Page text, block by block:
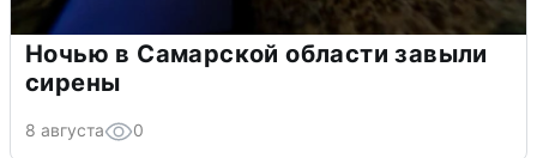
Ночью в Самарской области завыли
сирены
8 августа 0